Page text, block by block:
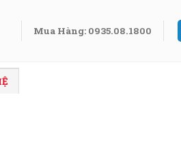
Mua Hàng: 0935.08.1800